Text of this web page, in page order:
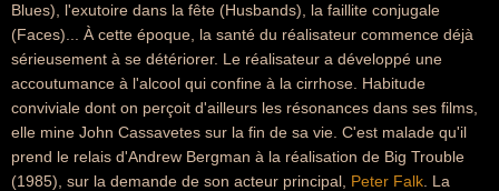
Blues), l'exutoire dans la fête (Husbands), la faillite conjugale
(Faces)... À cette époque, la santé du réalisateur commence déjà
sérieusement à se détériorer. Le réalisateur a développé une
accoutumance à l'alcool qui confine à la cirrhose. Habitude
conviviale dont on perçoit d'ailleurs les résonances dans ses films,
elle mine John Cassavetes sur la fin de sa vie. C'est malade qu'il
prend le relais d'Andrew Bergman à la réalisation de Big Trouble
(1985), sur la demande de son acteur principal, Peter Falk . La